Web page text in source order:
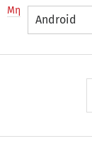
Μη
Android